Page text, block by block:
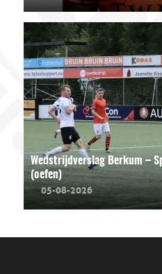
Wedstrijdverslag Berkum –
(oefen)
05-08-2026